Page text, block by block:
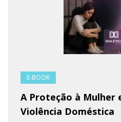
E-BOOK
A Proteção à Mulher
Violência Doméstica